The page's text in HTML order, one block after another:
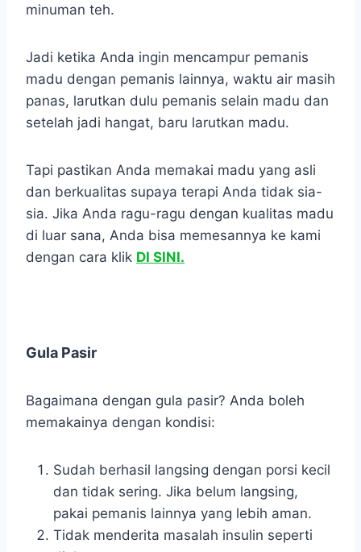
minuman teh.
Jadi ketika Anda ingin mencampur pemanis
madu dengan pemanis lainnya, waktu air masih
panas, larutkan dulu pemanis selain madu dan
setelah jadi hangat, baru larutkan madu.
Tapi pastikan Anda memakai madu yang asli
dan berkualitas supaya terapi Anda tidak sia-
sia. Jika Anda ragu-ragu dengan kualitas madu
di luar sana, Anda bisa memesannya ke kami
dengan cara klik DI SINI.
Gula Pasir
Bagaimana dengan gula pasir? Anda boleh
memakainya dengan kondisi:
Sudah berhasil langsing dengan porsi kecil
dan tidak sering. Jika belum langsing,
pakai pemanis lainnya yang lebih aman.
Tidak menderita masalah insulin seperti